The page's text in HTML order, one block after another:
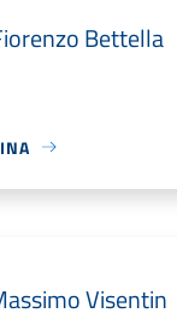
Bettella
Visentin